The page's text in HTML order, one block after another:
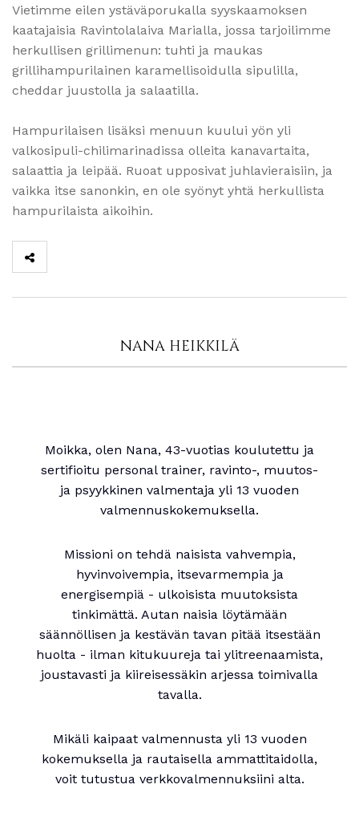
Vietimme eilen ystäväporukalla syyskaamoksen
kaatajaisia Ravintolalaiva Marialla, jossa tarjoilimme
herkullisen grillimenun: tuhti ja maukas
grillihampurilainen karamellisoidulla sipulilla,
cheddar juustolla ja salaatilla.
Hampurilaisen lisäksi menuun kuului yön yli
valkosipuli-chilimarinadissa olleita kanavartaita,
salaattia ja leipää. Ruoat upposivat juhlavieraisiin, ja
vaikka itse sanonkin, en ole syönyt yhtä herkullista
hampurilaista aikoihin.
NANA HEIKKILÄ
Moikka, olen Nana, 43-vuotias koulutettu ja
sertifioitu personal trainer, ravinto-, muutos-
ja psyykkinen valmentaja yli 13 vuoden
valmennuskokemuksella.
Missioni on tehdä naisista vahvempia,
hyvinvoivempia, itsevarmempia ja
energisempiä - ulkoisista muutoksista
tinkimättä. Autan naisia löytämään
säännöllisen ja kestävän tavan pitää itsestään
huolta - ilman kitukuureja tai ylitreenaamista,
joustavasti ja kiireisessäkin arjessa toimivalla
tavalla.
Mikäli kaipaat valmennusta yli 13 vuoden
kokemuksella ja rautaisella ammattitaidolla,
voit tutustua verkkovalmennuksiini alta.